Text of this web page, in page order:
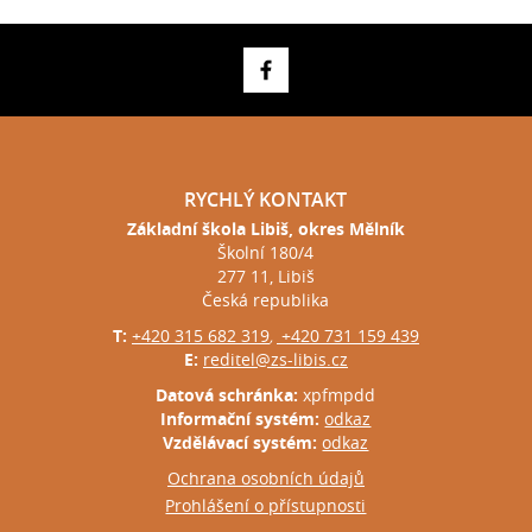
RYCHLÝ KONTAKT
Základní škola Libiš, okres Mělník
Školní 180/4
277 11, Libiš
Česká republika
T: +420 315 682 319, +420 731 159 439
E: reditel@zs-libis.cz
Datová schránka:xpfmpdd
Informační systém:odkaz
Vzdělávací systém:odkaz
Ochrana osobních údajů
Prohlášení o přístupnosti